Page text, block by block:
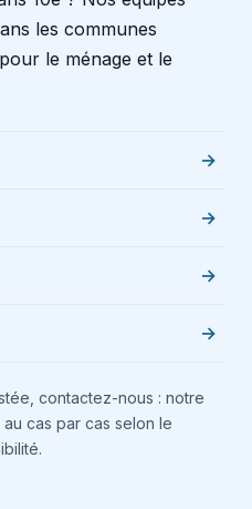
les communes
le ménage et le
contactez-nous : notre
cas par cas selon le